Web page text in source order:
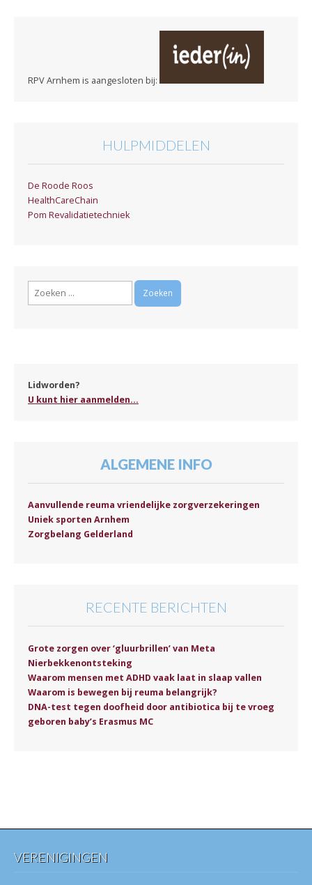
RPV Arnhem is aangesloten bij:
HULPMIDDELEN
De Roode Roos
HealthCareChain
Pom Revalidatietechniek
Zoeken
Lidworden?
U kunt hier aanmelden...
ALGEMENE INFO
Aanvullende reuma vriendelijke zorgverzekeringen
Uniek sporten Arnhem
Zorgbelang Gelderland
RECENTE BERICHTEN
Grote zorgen over ‘gluurbrillen’ van Meta
Nierbekkenontsteking
Waarom mensen met ADHD vaak laat in slaap vallen
Waarom is bewegen bij reuma belangrijk?
DNA-test tegen doofheid door antibiotica bij te vroeg
geboren baby’s Erasmus MC
VERENIGINGEN